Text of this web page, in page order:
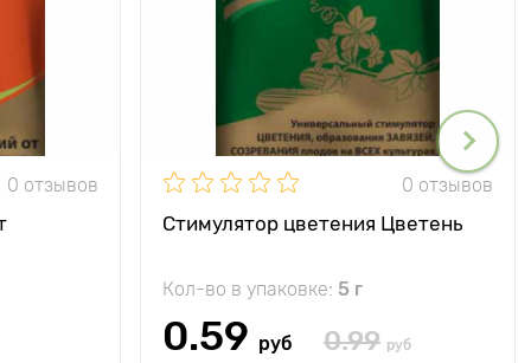
0 отзывов 0 отзывов
Стимулятор цветения Цветень
Кол-во в упаковке: 5 г
0.59 руб 0.99 руб